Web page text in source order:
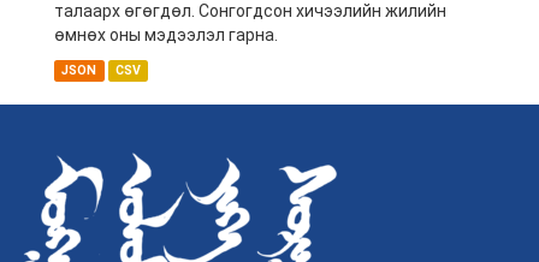
талаарх өгөгдөл. Сонгогдсон хичээлийн жилийн
өмнөх оны мэдээлэл гарна.
JSON CSV